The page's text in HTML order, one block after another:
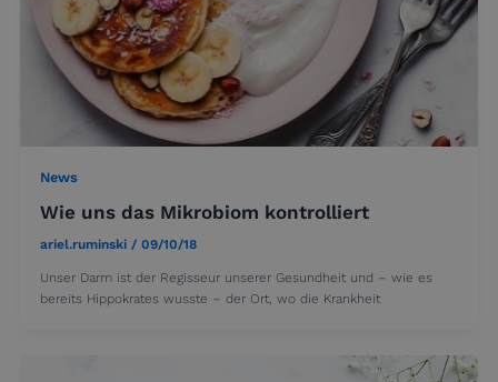
News
Wie uns das Mikrobiom kontrolliert
ariel.ruminski/09/10/18
Unser Darm ist der Regisseur unserer Gesundheit und – wie es
bereits Hippokrates wusste – der Ort, wo die Krankheit